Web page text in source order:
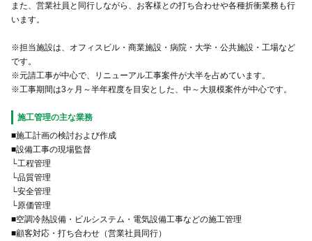
また、営業社員と同行しながら、お客様との打ち合わせや各種折衝業務も行
います。
※担当施設は、オフィスビル・商業施設・病院・大学・公共施設・工場など
です。
※元請工事が中心で、リニューアル工事案件が大半を占めています。
※工事期間は3ヶ月～半年程度を目安とした、中～大規模案件が中心です。
施工管理の主な業務
■施工計画の検討および作成
■設備工事の現場監督
└工程管理
└品質管理
└安全管理
└原価管理
■空調冷熱設備・ビルシステム・電気設備工事などの施工管理
■顧客対応・打ち合わせ（営業社員同行）